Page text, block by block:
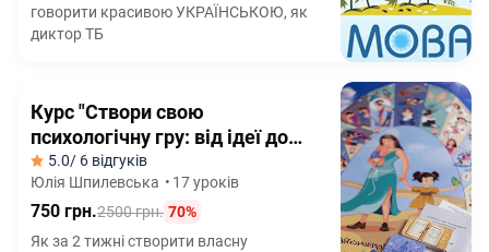
говорити красивою УКРАЇНСЬКОЮ, як
диктор ТБ
Курс "Створи свою
психологічну гру: від ідеї до
продажів"
5.0/ 6 відгуків
Юлія Шпилевська • 17 уроків
750 грн.2500 грн. 70%
Як за 2 тижні створити власну